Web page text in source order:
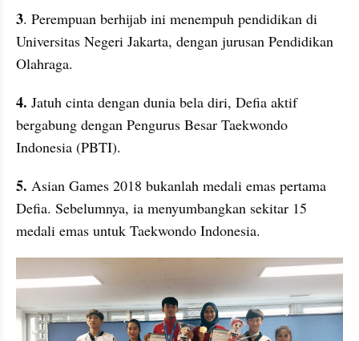
3. Perempuan berhijab ini menempuh pendidikan di
Universitas Negeri Jakarta, dengan jurusan Pendidikan
Olahraga.
4. Jatuh cinta dengan dunia bela diri, Defia aktif
bergabung dengan Pengurus Besar Taekwondo
Indonesia (PBTI).
5. Asian Games 2018 bukanlah medali emas pertama
Defia. Sebelumnya, ia menyumbangkan sekitar 15
medali emas untuk Taekwondo Indonesia.